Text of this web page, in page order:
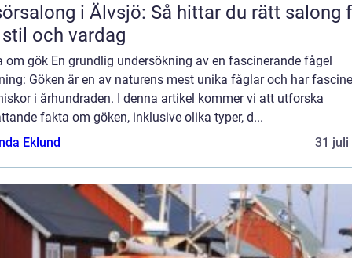
i Älvsjö: Så hittar du rätt salong
och vardag
om gök En grundlig undersökning av en fascinerande fågel
Göken är en av naturens mest unika fåglar och har
i århundraden. I denna artikel kommer vi att utforska
fakta om göken, inklusive olika typer, d...
Eklund
31 juli